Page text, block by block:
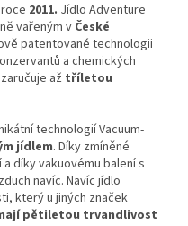
2011. Jídlo Adventure
vařeným v České
patentované technologii
a chemických
až tříletou
technologií Vacuum-
jídlem. Díky zmíněné
díky vakuovému balení s
navíc. Navíc jídlo
který u jiných značek
pětiletou trvandlivost